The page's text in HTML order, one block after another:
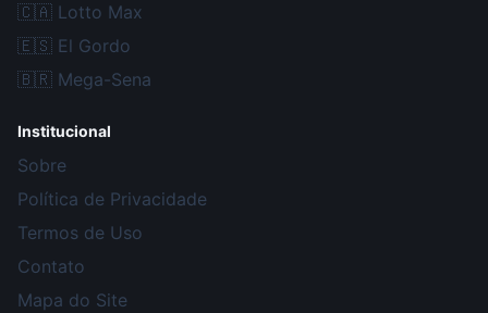
🇨🇦 Lotto Max
🇪🇸 El Gordo
🇧🇷 Mega-Sena
Institucional
Sobre
Política de Privacidade
Termos de Uso
Contato
Mapa do Site